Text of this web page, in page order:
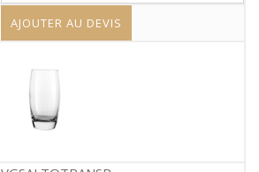
AJOUTER AU DEVIS